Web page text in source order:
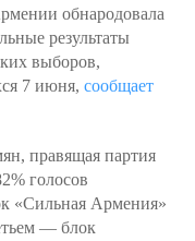
обнародовала
результаты
выборов,
7 июня, сообщает
правящая партия
голосов
«Сильная Армения»
— блок